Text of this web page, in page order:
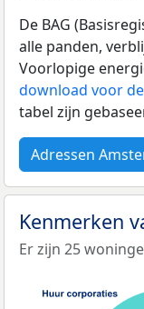
De BAG
alle panden,
Voorlopige
download voor
tabel zijn
Adressen
Kenmerken
Er zijn 25